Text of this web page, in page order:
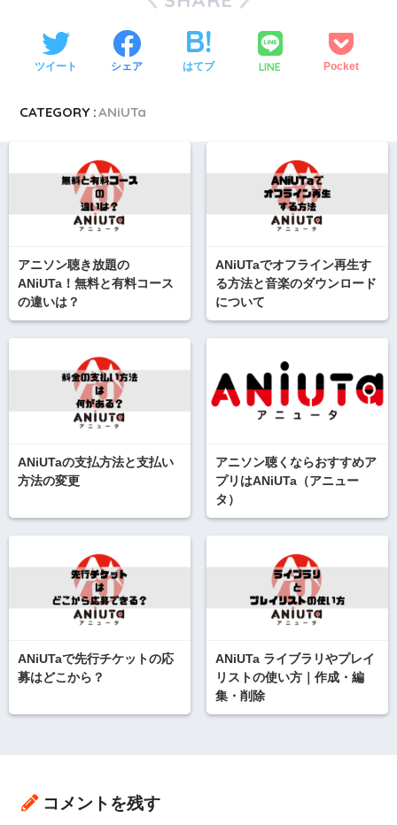
ツイート シェア はてブ LINE Pocket
CATEGORY :ANiUTa
アニソン聴き放題の
ANiUTa！無料と有料コース
の違いは？
ANiUTaでオフライン再生す
る方法と音楽のダウンロード
について
ANiUTaの支払方法と支払い
方法の変更
アニソン聴くならおすすめア
プリはANiUTa（アニュー
タ）
ANiUTaで先行チケットの応
募はどこから？
ANiUTa ライブラリやプレイ
リストの使い方｜作成・編
集・削除
コメントを残す